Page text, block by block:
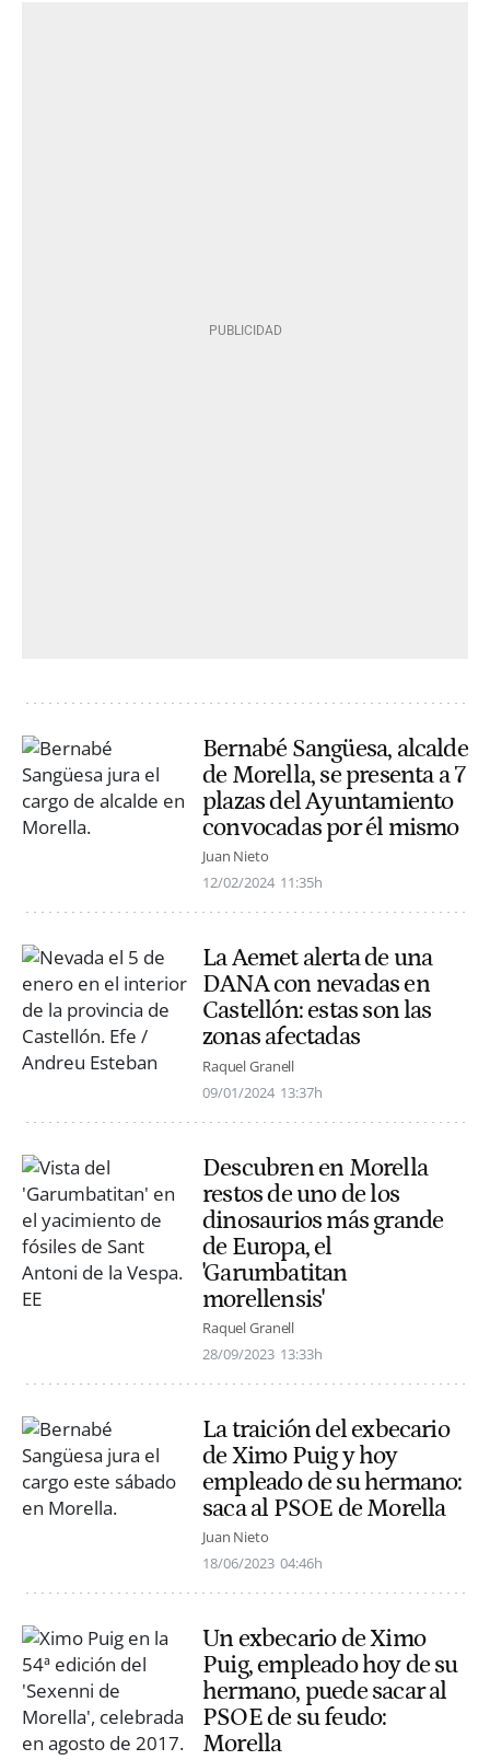
Bernabé Sangüesa, alcalde
de Morella, se presenta a 7
plazas del Ayuntamiento
convocadas por él mismo
Juan Nieto
12/02/2024 11:35h
La Aemet alerta de una
DANA con nevadas en
Castellón: estas son las
zonas afectadas
Raquel Granell
09/01/2024 13:37h
Descubren en Morella
restos de uno de los
dinosaurios más grande
de Europa, el
'Garumbatitan
morellensis'
Raquel Granell
28/09/2023 13:33h
La traición del exbecario
de Ximo Puig y hoy
empleado de su hermano:
saca al PSOE de Morella
Juan Nieto
18/06/2023 04:46h
Un exbecario de Ximo
Puig, empleado hoy de su
hermano, puede sacar al
PSOE de su feudo:
Morella